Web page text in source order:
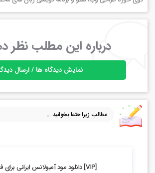
درباره این مطلب نظر
نمایش دیدگاه ها / ارسال
مطالب زیرا حتما بخوانید ...
[VIP] دانلود مود آمبولانس ایرانی برای فایوام